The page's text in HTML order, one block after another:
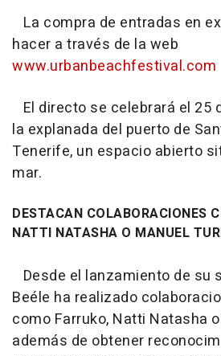
La compra de entradas en
hacer a través de la web
www.urbanbeachfestival.com
El directo se celebrará el 25
la explanada del puerto de
Tenerife, un espacio abierto
mar.
DESTACAN COLABORACIONES
NATTI NATASHA O MANUEL
Desde el lanzamiento de su
Beéle ha realizado
como Farruko, Natti Natasha
además de obtener